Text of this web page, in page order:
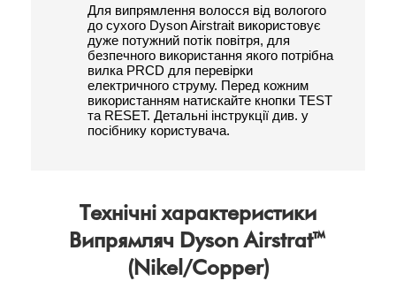
Для випрямлення волосся від вологого
до сухого Dyson Airstrait використовує
дуже потужний потік повітря, для
безпечного використання якого потрібна
вилка PRCD для перевірки
електричного струму. Перед кожним
використанням натискайте кнопки TEST
та RESET. Детальні інструкції див. у
посібнику користувача.
Технічні характеристики
Випрямляч Dyson Airstrat™
(Nikel/Copper)